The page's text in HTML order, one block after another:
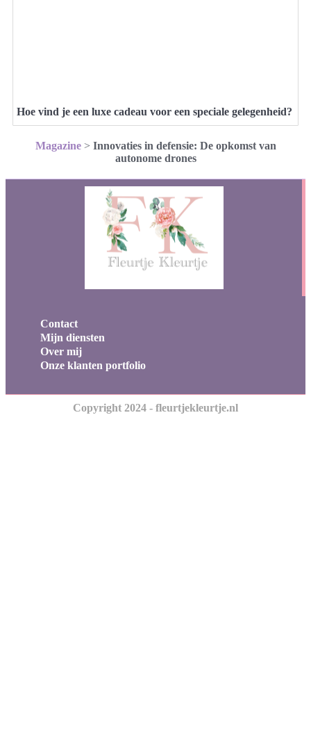
Hoe vind je een luxe cadeau voor een speciale gelegenheid?
Magazine> Innovaties in defensie: De opkomst van
autonome drones
Contact
Mijn diensten
Over mij
Onze klanten portfolio
Copyright 2024 - fleurtjekleurtje.nl